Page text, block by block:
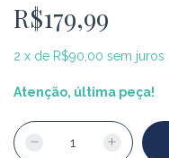
R$179,99
2 x de R$90,00 sem juros
Atenção, última peça!